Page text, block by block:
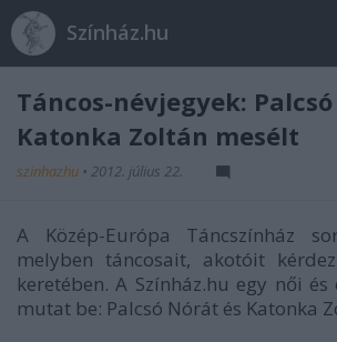
Színház.hu
Táncos-névjegyek:
Katonka Zoltán mesélt
szinhazhu • 2012. július 22.
A Közép-Európa Táncszínház
melyben táncosait, akotóit
keretében. A Színház.hu egy női
mutat be: Palcsó Nórát és Katonka